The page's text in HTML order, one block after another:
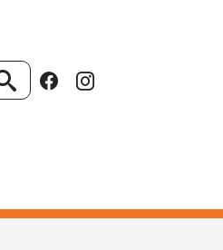
VYHLEDAT